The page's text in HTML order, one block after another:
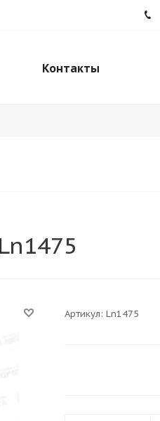
Контакты
Артикул: Ln1475